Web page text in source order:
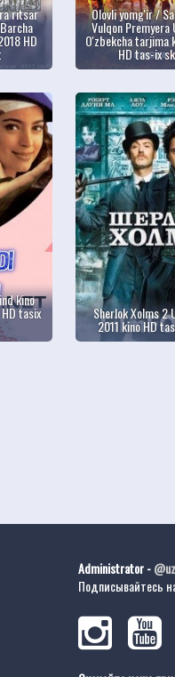
ritsar
HD
Olovli yomg'ir /
Vulqon
O'zbekcha tarjima
HD tas-ix
kino
tasix Sherlok Xolms 2
2011 kino HD
Administrator -
Подписывайтесь